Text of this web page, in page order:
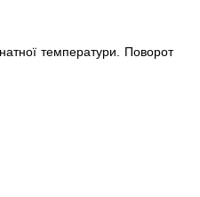
температури. Поворот